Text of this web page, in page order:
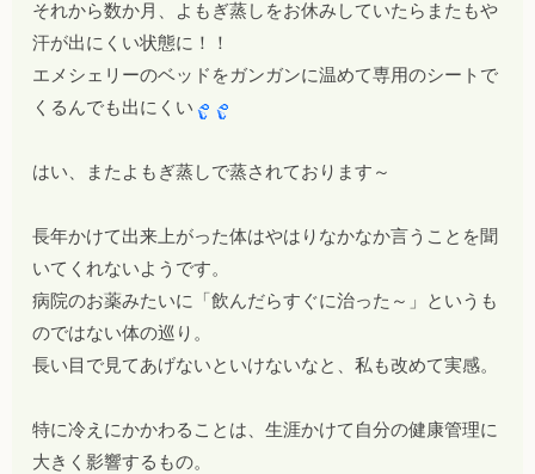
それから数か月、よもぎ蒸しをお休みしていたらまたもや
汗が出にくい状態に！！
エメシェリーのベッドをガンガンに温めて専用のシートで
くるんでも出にくい
はい、 また よもぎ蒸しで蒸されております～
長年かけて出来上がった体はやはりなかなか言うことを聞
いてくれないようです。
病院のお薬みたいに「飲んだらすぐに治った～」というも
のではない体の巡り。
長い目で見てあげないといけないなと、私も改めて実感。
特に冷えにかかわることは、生涯かけて自分の健康管理に
大きく影響するもの。